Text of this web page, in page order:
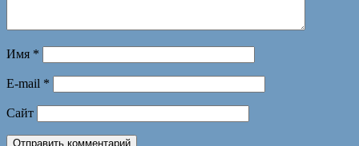
Имя *
E-mail *
Сайт